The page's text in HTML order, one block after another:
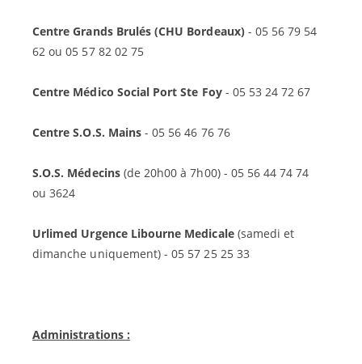
Centre Grands Brulés (CHU Bordeaux)- 05 56 79 54
62 ou 05 57 82 02 75
Centre Médico Social Port Ste Foy- 05 53 24 72 67
Centre S.O.S. Mains- 05 56 46 76 76
S.O.S. Médecins (de 20h00 à 7h00) - 05 56 44 74 74
ou 3624
Urlimed Urgence Libourne Medicale (samedi et
dimanche uniquement) - 05 57 25 25 33
Administrations :